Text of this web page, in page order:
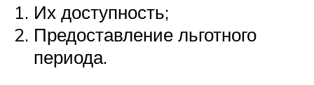
Их доступность;
Предоставление льготного
периода.